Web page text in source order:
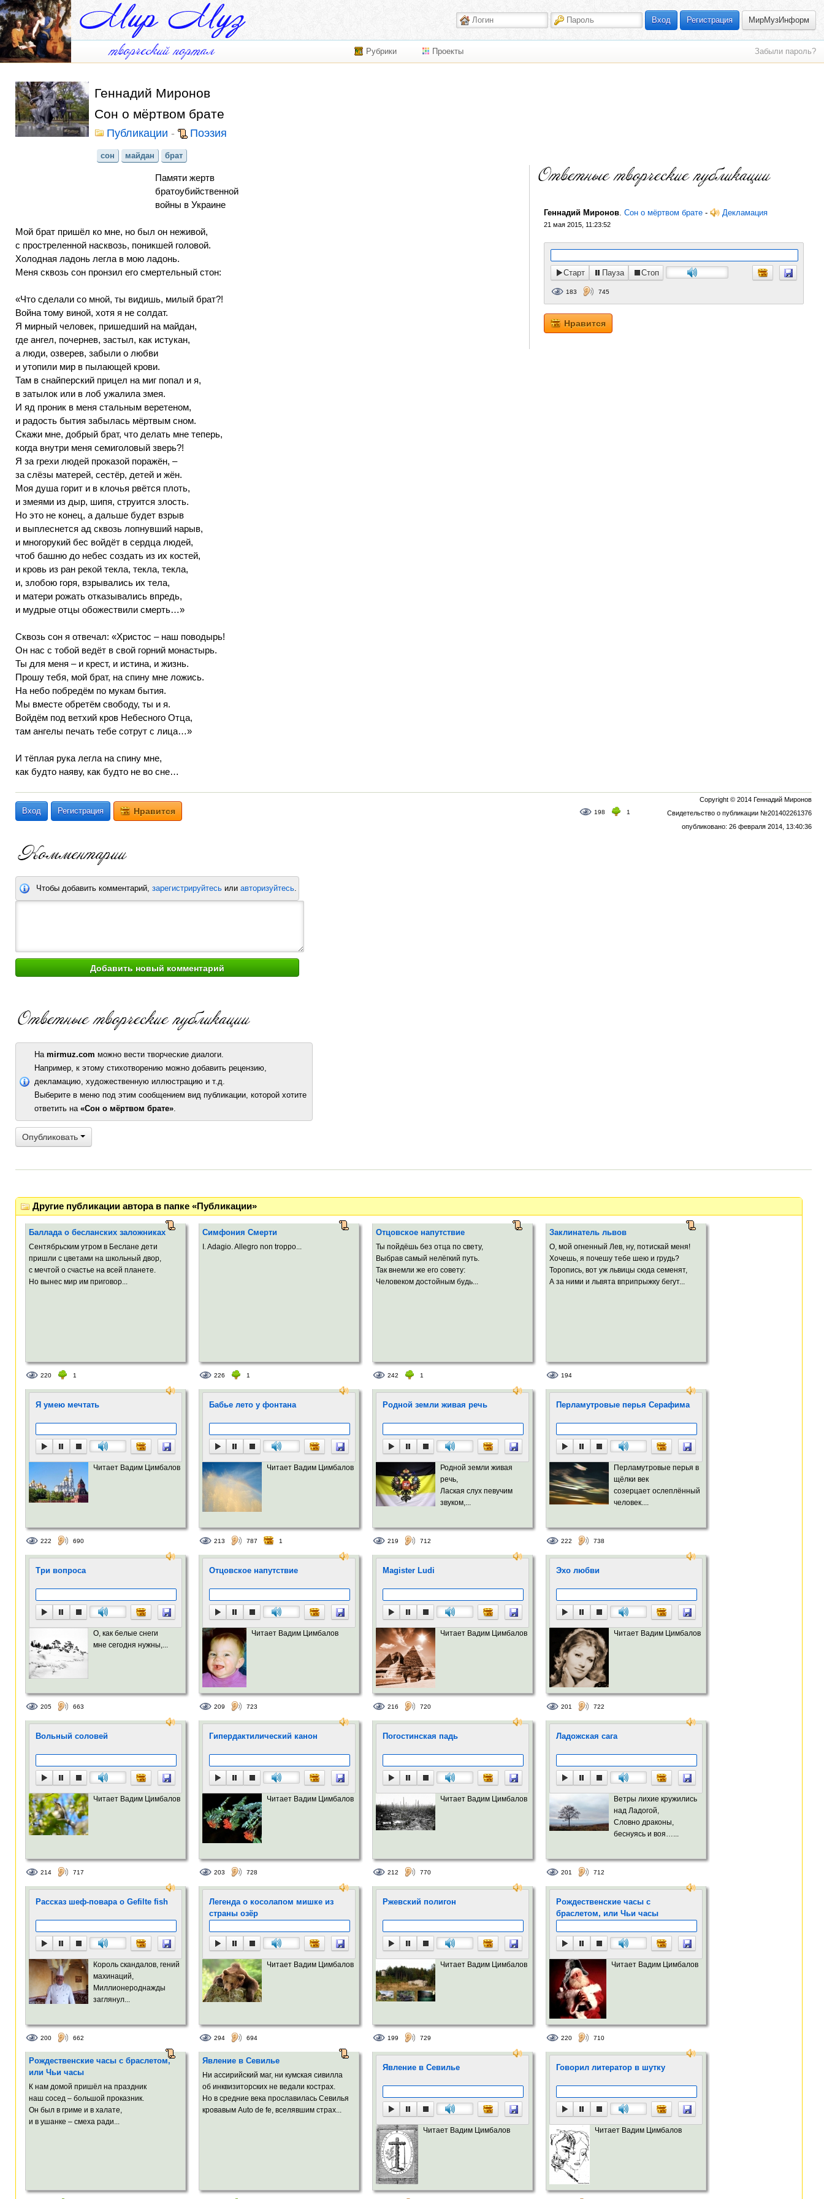
Вход Регистрация МирМузИнформ
Рубрики Проекты Забыли пароль?
Геннадий Миронов
Сон о мёртвом брате
Публикации - Поэзия
сон майдан брат
Геннадий Миронов. Сон о мёртвом брате - Декламация
21 мая 2015, 11:23:52
Старт Пауза Стоп
183 745
Нравится
Памяти жертв
братоубийственной
войны в Украине
Мой брат пришёл ко мне, но был он неживой,
с простреленной насквозь, поникшей головой.
Холодная ладонь легла в мою ладонь.
Меня сквозь сон пронзил его смертельный стон:
«Что сделали со мной, ты видишь, милый брат?!
Война тому виной, хотя я не солдат.
Я мирный человек, пришедший на майдан,
где ангел, почернев, застыл, как истукан,
а люди, озверев, забыли о любви
и утопили мир в пылающей крови.
Там в снайперский прицел на миг попал и я,
в затылок или в лоб ужалила змея.
И яд проник в меня стальным веретеном,
и радость бытия забылась мёртвым сном.
Скажи мне, добрый брат, что делать мне теперь,
когда внутри меня семиголовый зверь?!
Я за грехи людей проказой поражён, –
за слёзы матерей, сестёр, детей и жён.
Моя душа горит и в клочья рвётся плоть,
и змеями из дыр, шипя, струится злость.
Но это не конец, а дальше будет взрыв
и выплеснется ад сквозь лопнувший нарыв,
и многорукий бес войдёт в сердца людей,
чтоб башню до небес создать из их костей,
и кровь из ран рекой текла, текла, текла,
и, злобою горя, взрывались их тела,
и матери рожать отказывались впредь,
и мудрые отцы обожествили смерть…»
Сквозь сон я отвечал: «Христос – наш поводырь!
Он нас с тобой ведёт в свой горний монастырь.
Ты для меня – и крест, и истина, и жизнь.
Прошу тебя, мой брат, на спину мне ложись.
На небо побредём по мукам бытия.
Мы вместе обретём свободу, ты и я.
Войдём под ветхий кров Небесного Отца,
там ангелы печать тебе сотрут с лица…»
И тёплая рука легла на спину мне,
как будто наяву, как будто не во сне…
Copyright © 2014 Геннадий Миронов
Свидетельство о публикации №201402261376
опубликовано: 26 февраля 2014, 13:40:36
198 1
Вход Регистрация Нравится
Чтобы добавить комментарий, зарегистрируйтесь или авторизуйтесь.
На mirmuz.com можно вести творческие диалоги.
Например, к этому стихотворению можно добавить рецензию,
декламацию, художественную иллюстрацию и т.д.
Выберите в меню под этим сообщением вид публикации, которой хотите
ответить на «Сон о мёртвом брате».
Опубликовать
Другие публикации автора в папке «Публикации»
Баллада о бесланских заложниках
Сентябрьским утром в Беслане дети
пришли с цветами на школьный двор,
с мечтой о счастье на всей планете.
Но вынес мир им приговор...
220 1
Симфония Смерти
I. Adagio. Allegro non troppo...
226 1
Отцовское напутствие
Ты пойдёшь без отца по свету,
Выбрав самый нелёгкий путь.
Так внемли же его совету:
Человеком достойным будь...
242 1
Заклинатель львов
О, мой огненный Лев, ну, потискай меня!
Хочешь, я почешу тебе шею и грудь?
Торопись, вот уж львицы сюда семенят,
А за ними и львята вприпрыжку бегут...
194
Я умею мечтать
Читает Вадим Цимбалов
222 690
Бабье лето у фонтана
Читает Вадим Цимбалов
213 787 1
Родной земли живая речь
Родной земли живая
речь,
Лаская слух певучим
звуком,...
219 712
Перламутровые перья Серафима
Перламутровые перья в
щёлки век
созерцает ослеплённый
человек....
222 738
Три вопроса
О, как белые снеги
мне сегодня нужны,...
205 663
Отцовское напутствие
Читает Вадим Цимбалов
209 723
Magister Ludi
Читает Вадим Цимбалов
216 720
Эхо любви
Читает Вадим Цимбалов
201 722
Вольный соловей
Читает Вадим Цимбалов
214 717
Гипердактилический канон
Читает Вадим Цимбалов
203 728
Погостинская падь
Читает Вадим Цимбалов
212 770
Ладожская сага
Ветры лихие кружились
над Ладогой,
Словно драконы,
беснуясь и воя…...
201 712
Рассказ шеф-повара о Gefilte fish
Король скандалов, гений
махинаций,
Миллионероднажды
заглянул...
200 662
Легенда о косолапом мишке из
страны озёр
Читает Вадим Цимбалов
294 694
Ржевский полигон
Читает Вадим Цимбалов
199 729
Рождественские часы с
браслетом, или Чьи часы
Читает Вадим Цимбалов
220 710
Рождественские часы с браслетом,
или Чьи часы
К нам домой пришёл на праздник
наш сосед – большой проказник.
Он был в гриме и в халате,
и в ушанке – смеха ради...
Явление в Севилье
Ни ассирийский маг, ни кумская сивилла
об инквизиторских не ведали кострах.
Но в средние века прославилась Севилья
кровавым Auto de fe, вселявшим страх...
Явление в Севилье
Читает Вадим Цимбалов
Говорил литератор в шутку
Читает Вадим Цимбалов